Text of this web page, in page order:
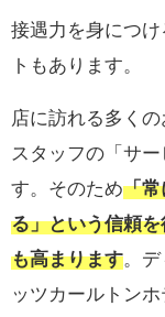
接遇力を身につ
トもあります。
店に訪れる多く
スタッフの「サ
す。そのため「常
る」という信頼
も高まります。
ッツカールトン